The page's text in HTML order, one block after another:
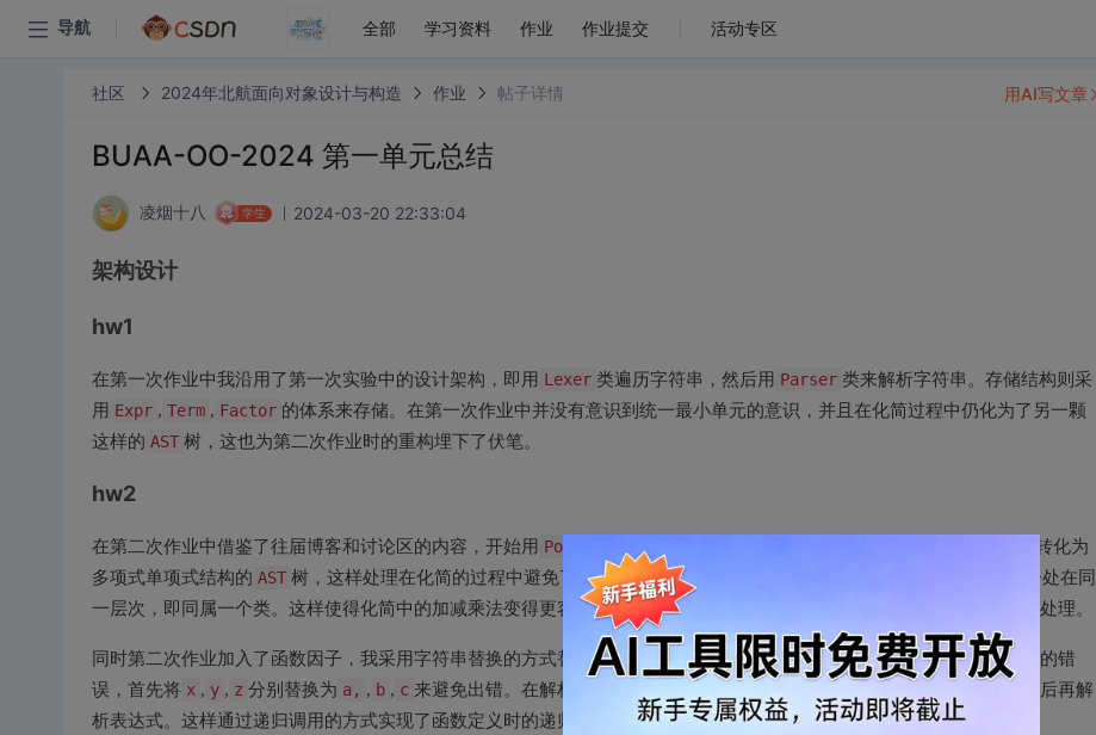
导航 全部 学习资料 作业 作业提交 活动专区
社区 2024年北航面向对象设计与构造 作业 帖子详情
BUAA-OO-2024 第一单元总结
凌烟十八 学生 2024-03-20 22:33:04
架构设计
hw1
在第一次作业中我沿用了第一次实验中的设计架构，即用 Lexer 类遍历字符串，然后用 Parser 类来解析字符串。存储结构则采
用 Expr , Term , Factor 的体系来存储。在第一次作业中并没有意识到统一最小单元的意识，并且在化简过程中仍化为了另一颗
这样的 AST 树，这也为第二次作业时的重构埋下了伏笔。
hw2
在第二次作业中借鉴了往届博客和讨论区的内容，开始用 Poly 体系来存储化简后的结果。即将解析体系的
树转化为
多项式单项式结构的 AST 树，这样处理在化简的过程中避免了很多问题。同时由于最小单位的统一，需要化简的各种因子处在同
一层次，即同属一个类。这样使得化简中的加减乘法变得更容易处理，只需在类中封装好相应的算数运算，就能统一进行处理。
同时第二次作业加入了函数因子，我采用字符串替换的方式替换函数表达式中的参数。同时为了避免因替换先后顺序导致的错
误，首先将 x , y , z 分别替换为 a, , b , c 来避免出错。在解析字符串的过程中如果遇到函数则进行字符串替换，替换完以后再解
析表达式。这样通过递归调用的方式实现了函数定义时的递归操作。
用AI写文章